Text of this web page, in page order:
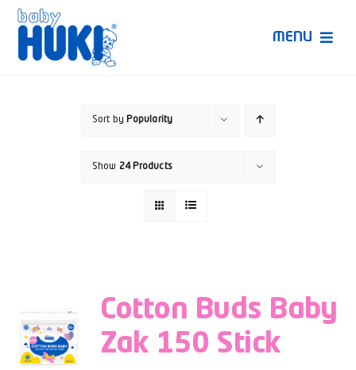
Skip
content
MENU
Sort by Popularity
Show 24 Products
Cotton Buds Baby
Zak 150 Stick